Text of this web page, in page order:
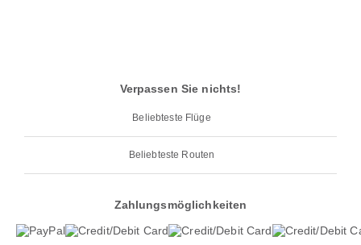
Verpassen Sie nichts!
Beliebteste Flüge
Beliebteste Routen
Zahlungsmöglichkeiten